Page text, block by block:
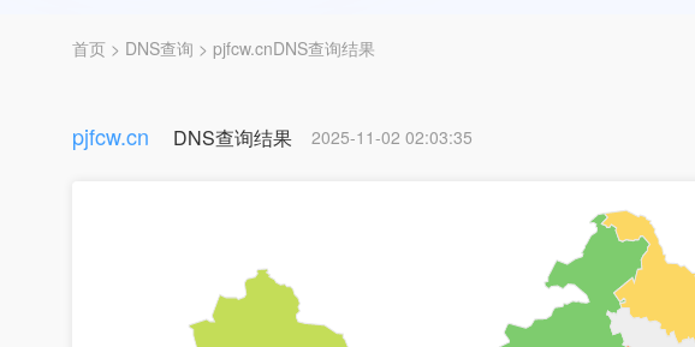
首页 > DNS查询 > pjfcw.cnDNS查询结果
pjfcw.cn DNS查询结果 2025-11-02 02:03:35